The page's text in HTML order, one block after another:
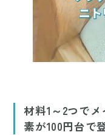
材料1～2つで
素が100円台で